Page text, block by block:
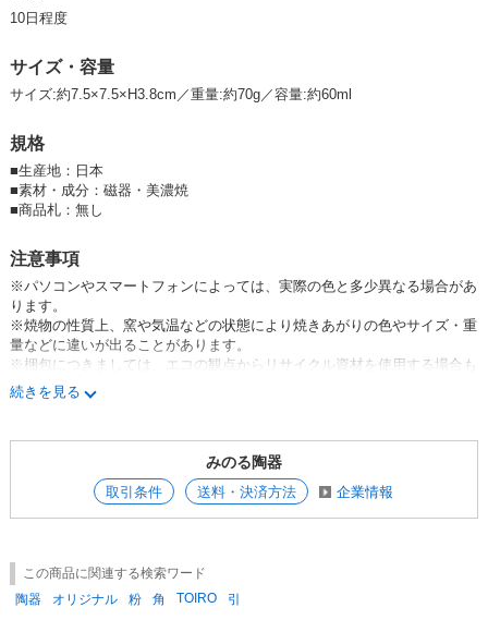
食器 テーブルウエア 生活雑貨 tableware minoyaki Japanese china MINO
10日程度
サイズ・容量
サイズ:約7.5×7.5×H3.8cm／重量:約70g／容量:約60ml
規格
■生産地：日本
■素材・成分：磁器・美濃焼
■商品札：無し
注意事項
※パソコンやスマートフォンによっては、実際の色と多少異なる場合があ
ります。
※焼物の性質上、窯や気温などの状態により焼きあがりの色やサイズ・重
量などに違いが出ることがあります。
※梱包につきましては、エコの観点からリサイクル資材を使用する場合も
あります。
※釉薬のムラや溜まりによる凸凹や鉄粉などがみられる場合があります
にはならない“やきもの”の魅力のひとつになります。お届けする商品はメ
ーカー・弊社の検品に通過しており、不良品やB品、アウトレット品では
ございませんのでご安心ください。
続きを見る
みのる陶器
取引条件 送料・決済方法 企業情報
この商品に関連する検索ワード
陶器
オリジナル 粉 角 TOIRO 引